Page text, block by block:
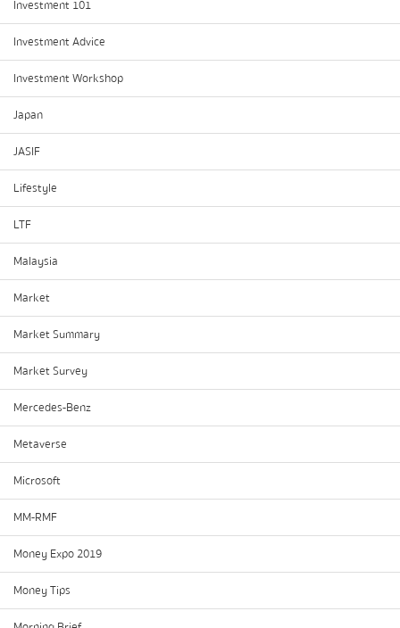
Investment 101
Investment Advice
Investment Workshop
Japan
JASIF
Lifestyle
LTF
Malaysia
Market
Market Summary
Market Survey
Mercedes-Benz
Metaverse
Microsoft
MM-RMF
Money Expo 2019
Money Tips